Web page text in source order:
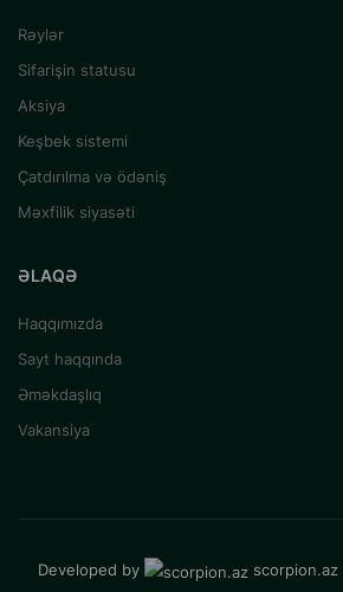
Rəylər
Sifarişin statusu
Aksiya
Keşbek sistemi
Çatdırılma və ödəniş
Məxfilik siyasəti
ƏLAQƏ
Haqqımızda
Sayt haqqında
Əməkdaşlıq
Vakansiya
Developed by scorpion.az